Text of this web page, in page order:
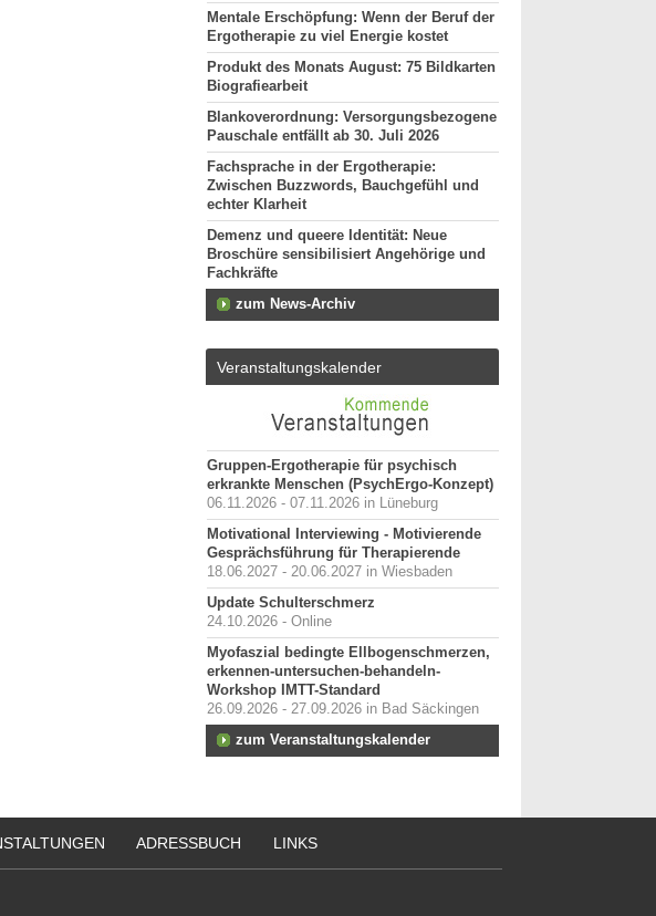
Mentale Erschöpfung: Wenn der Beruf der
Ergotherapie zu viel Energie kostet
Produkt des Monats August: 75 Bildkarten
Biografiearbeit
Blankoverordnung: Versorgungsbezogene
Pauschale entfällt ab 30. Juli 2026
Fachsprache in der Ergotherapie:
Zwischen Buzzwords, Bauchgefühl und
echter Klarheit
Demenz und queere Identität: Neue
Broschüre sensibilisiert Angehörige und
Fachkräfte
zum News-Archiv
Veranstaltungskalender
Gruppen-Ergotherapie für psychisch
erkrankte Menschen (PsychErgo-Konzept)
06.11.2026 - 07.11.2026 in Lüneburg
Motivational Interviewing - Motivierende
Gesprächsführung für Therapierende
18.06.2027 - 20.06.2027 in Wiesbaden
Update Schulterschmerz
24.10.2026 - Online
Myofaszial bedingte Ellbogenschmerzen,
erkennen-untersuchen-behandeln-
Workshop IMTT-Standard
26.09.2026 - 27.09.2026 in Bad Säckingen
zum Veranstaltungskalender
ADRESSBUCH LINKS